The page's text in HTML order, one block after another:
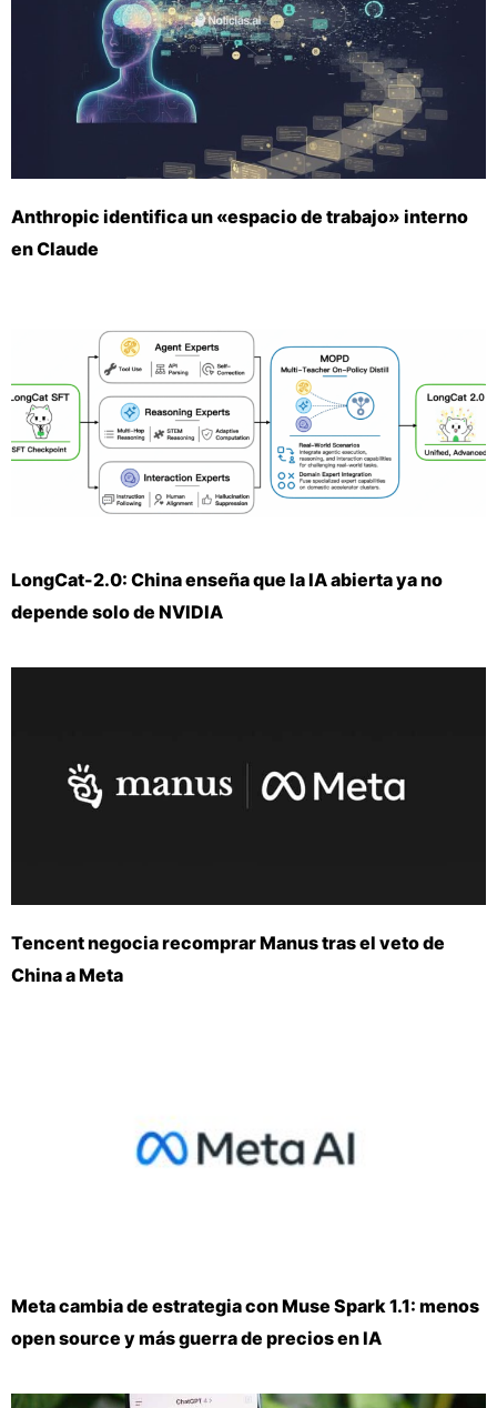
Anthropic identifica un «espacio de trabajo» interno
en Claude
LongCat-2.0: China enseña que la IA abierta ya no
depende solo de NVIDIA
Tencent negocia recomprar Manus tras el veto de
China a Meta
Meta cambia de estrategia con Muse Spark 1.1: menos
open source y más guerra de precios en IA